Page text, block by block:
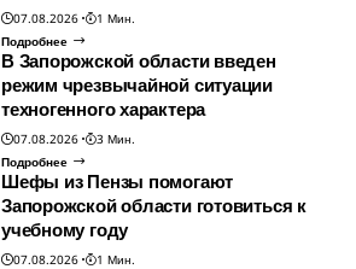
07.08.2026
1 Мин.
Подробнее
В Запорожской области введен
режим чрезвычайной ситуации
техногенного характера
07.08.2026
3 Мин.
Подробнее
Шефы из Пензы помогают
Запорожской области готовиться к
учебному году
07.08.2026
1 Мин.